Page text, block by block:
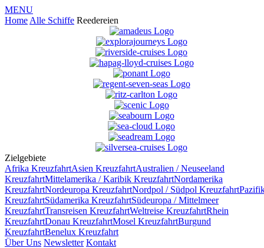
MENU
Home Alle Schiffe Reedereien
Zielgebiete
Afrika KreuzfahrtAsien KreuzfahrtAustralien / Neuseeland
KreuzfahrtMittelamerika / Karibik KreuzfahrtNordamerika
KreuzfahrtNordeuropa KreuzfahrtNordpol / Südpol Kreuzfahrt
KreuzfahrtSüdamerika KreuzfahrtSüdeuropa / Mittelmeer
KreuzfahrtTransreisen KreuzfahrtWeltreise KreuzfahrtRhein
KreuzfahrtDonau KreuzfahrtMosel KreuzfahrtBurgund
KreuzfahrtBenelux Kreuzfahrt
Über Uns Newsletter Kontakt